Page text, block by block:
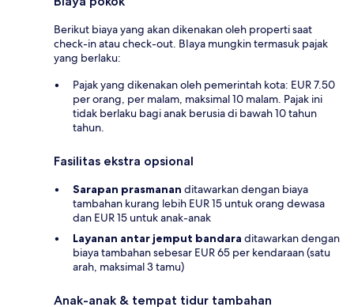
Berikut biaya yang akan dikenakan oleh properti saat
check-in atau check-out. BIaya mungkin termasuk pajak
yang berlaku:
Pajak yang dikenakan oleh pemerintah kota: EUR 7.50
per orang, per malam, maksimal 10 malam. Pajak ini
tidak berlaku bagi anak berusia di bawah 10 tahun
tahun.
Fasilitas ekstra opsional
Sarapan prasmanan ditawarkan dengan biaya
tambahan kurang lebih EUR 15 untuk orang dewasa
dan EUR 15 untuk anak-anak
Layanan antar jemput bandara ditawarkan dengan
biaya tambahan sebesar EUR 65 per kendaraan (satu
arah, maksimal 3 tamu)
Anak-anak & tempat tidur tambahan